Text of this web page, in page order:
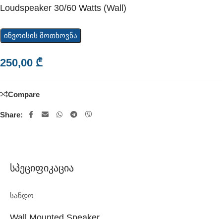
Loudspeaker 30/60 Watts (wall)
ინვოისის მოთხოვნა
250,00 ₾
Compare
Share:
Სპეციფიკაცია
სანდო